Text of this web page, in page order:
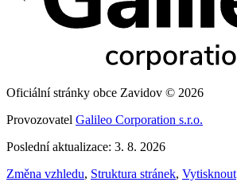
Oficiální stránky obce Zavidov © 2026
Provozovatel Galileo Corporation s.r.o.
Poslední aktualizace: 3. 8. 2026
Změna vzhledu, Struktura stránek, Vytisknout